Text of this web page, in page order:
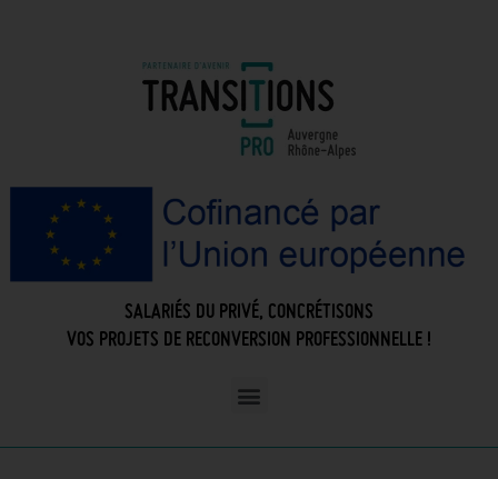
SALARIÉS DU PRIVÉ, CONCRÉTISONS
VOS PROJETS DE RECONVERSION PROFESSIONNELLE !